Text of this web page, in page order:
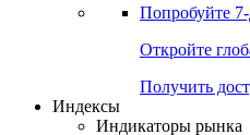
Денежный
Календарь
Попробуйте
Откройте